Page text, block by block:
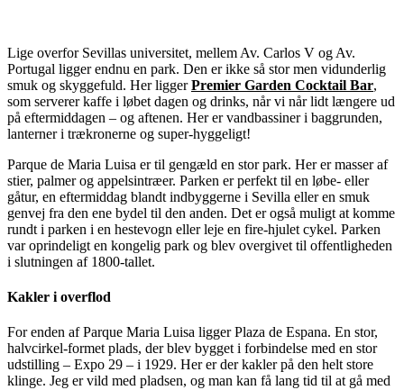
Lige overfor Sevillas universitet, mellem Av. Carlos V og Av.
Portugal ligger endnu en park. Den er ikke så stor men vidunderlig
smuk og skyggefuld. Her liggerPremier Garden Cocktail Bar,
som serverer kaffe i løbet dagen og drinks, når vi når lidt længere ud
på eftermiddagen – og aftenen. Her er vandbassiner i baggrunden,
lanterner i trækronerne og super-hyggeligt!
Parque de Maria Luisa er til gengæld en stor park. Her er masser af
stier, palmer og appelsintræer. Parken er perfekt til en løbe- eller
gåtur, en eftermiddag blandt indbyggerne i Sevilla eller en smuk
genvej fra den ene bydel til den anden. Det er også muligt at komme
rundt i parken i en hestevogn eller leje en fire-hjulet cykel. Parken
var oprindeligt en kongelig park og blev overgivet til offentligheden
i slutningen af 1800-tallet.
Kakler i overflod
For enden af Parque Maria Luisa ligger Plaza de Espana. En stor,
halvcirkel-formet plads, der blev bygget i forbindelse med en stor
udstilling – Expo 29 – i 1929. Her er der kakler på den helt store
klinge. Jeg er vild med pladsen, og man kan få lang tid til at gå med